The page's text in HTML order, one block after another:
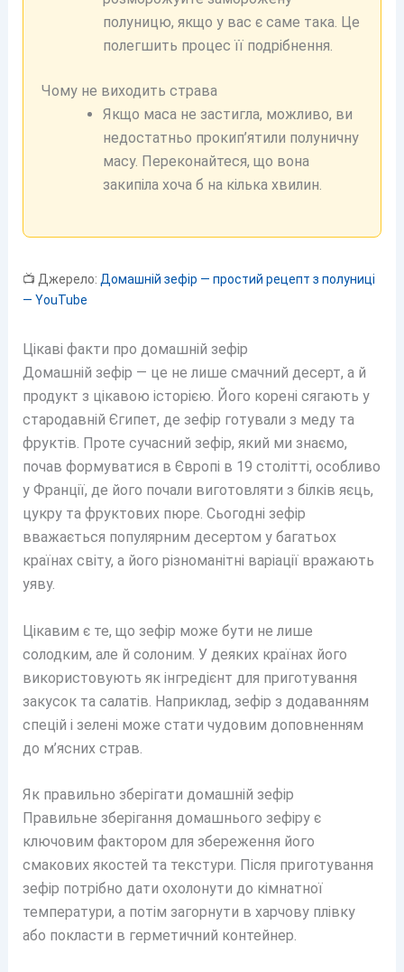
полуницю, якщо у вас є саме така. Це
полегшить процес її подрібнення.
Чому не виходить страва
Якщо маса не застигла, можливо, ви
недостатньо прокип’ятили полуничну
масу. Переконайтеся, що вона
закипіла хоча б на кілька хвилин.
📺 Джерело: Домашній зефір — простий рецепт з полуниці
— YouTube
Цікаві факти про домашній зефір
Домашній зефір — це не лише смачний десерт, а й
продукт з цікавою історією. Його корені сягають у
стародавній Єгипет, де зефір готували з меду та
фруктів. Проте сучасний зефір, який ми знаємо,
почав формуватися в Європі в 19 столітті, особливо
у Франції, де його почали виготовляти з білків яєць,
цукру та фруктових пюре. Сьогодні зефір
вважається популярним десертом у багатьох
країнах світу, а його різноманітні варіації вражають
уяву.
Цікавим є те, що зефір може бути не лише
солодким, але й солоним. У деяких країнах його
використовують як інгредієнт для приготування
закусок та салатів. Наприклад, зефір з додаванням
спецій і зелені може стати чудовим доповненням
до м’ясних страв.
Як правильно зберігати домашній зефір
Правильне зберігання домашнього зефіру є
ключовим фактором для збереження його
смакових якостей та текстури. Після приготування
зефір потрібно дати охолонути до кімнатної
температури, а потім загорнути в харчову плівку
або покласти в герметичний контейнер.